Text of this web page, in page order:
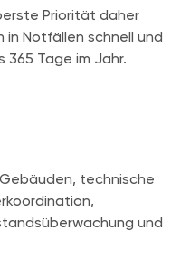
Priorität daher
in Notfällen schnell und
365 Tage im Jahr.
technische
und